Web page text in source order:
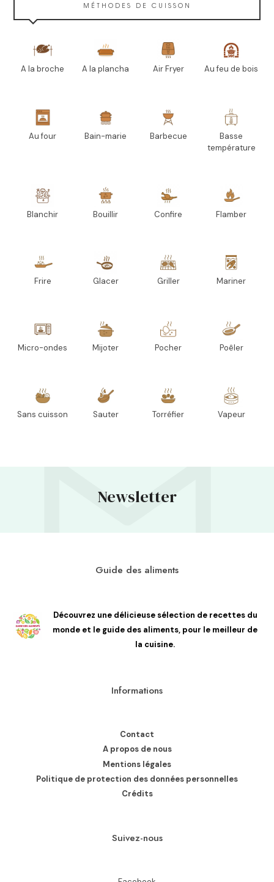
MÉTHODES DE CUISSON
A la broche A la plancha Air Fryer Au feu de bois
Au four Bain-marie Barbecue
Basse
température
Blanchir Bouillir Confire Flamber
Frire Glacer Griller Mariner
Micro-ondes Mijoter Pocher Poêler
Sans cuisson Sauter Torréfier Vapeur
Newsletter
Guide des aliments
Découvrez une délicieuse sélection de recettes du
monde et le guide des aliments, pour le meilleur de
la cuisine.
Informations
Contact
A propos de nous
Mentions légales
Politique de protection des données personnelles
Crédits
Suivez-nous